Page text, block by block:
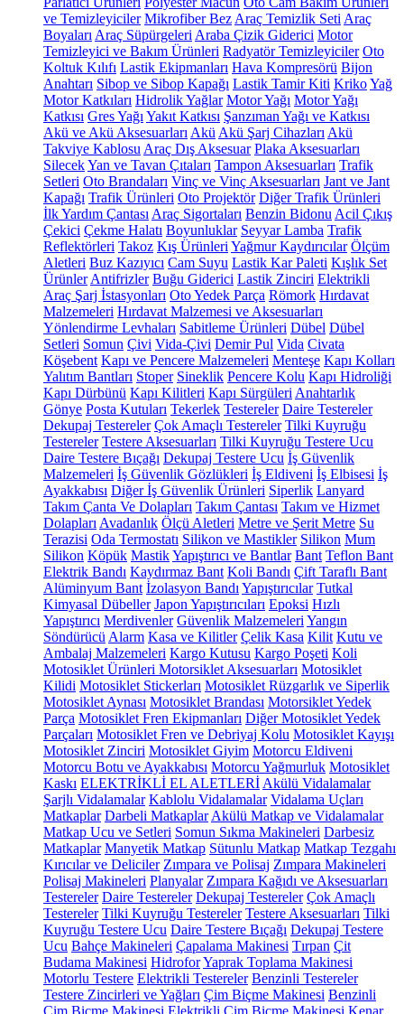
ve Temizleyiciler Mikrofiber Bez Araç Temizlik Seti Araç
Boyaları Araç Süpürgeleri Araba Çizik Giderici Motor
Temizleyici ve Bakım Ürünleri Radyatör Temizleyiciler Oto
Koltuk Kılıfı Lastik Ekipmanları Hava Kompresörü Bijon
Anahtarı Sibop ve Sibop Kapağı Lastik Tamir Kiti KrikoYağ
Motor Katkıları Hidrolik Yağlar Motor Yağı Motor Yağı
Katkısı Gres Yağı Yakıt Katkısı Şanzıman Yağı ve Katkısı
Akü ve Akü Aksesuarları Akü Akü Şarj Cihazları Akü
Takviye Kablosu Araç Dış Aksesuar Plaka Aksesuarları
SilecekYan ve Tavan Çıtaları Tampon Aksesuarları Trafik
Setleri Oto Brandaları Vinç ve Vinç Aksesuarları Jant ve Jant
Kapağı Trafik Ürünleri Oto Projektör Diğer Trafik Ürünleri
İlk Yardım Çantası Araç Sigortaları Benzin Bidonu Acil Çıkış
Çekici Çekme Halatı Boyunluklar Seyyar Lamba Trafik
Reflektörleri Takoz Kış Ürünleri Yağmur Kaydırıcılar Ölçüm
Aletleri Buz Kazıyıcı Cam Suyu Lastik Kar Paleti Kışlık Set
Ürünler Antifrizler Buğu Giderici Lastik Zinciri Elektrikli
Araç Şarj İstasyonları Oto Yedek Parça Römork Hırdavat
Malzemeleri Hırdavat Malzemesi ve Aksesuarları
Yönlendirme Levhaları Sabitleme Ürünleri Dübel Dübel
Setleri Somun Çivi Vida-Çivi Demir Pul Vida Civata
Köşebent Kapı ve Pencere Malzemeleri Menteşe Kapı Kolları
Yalıtım Bantları Stoper Sineklik Pencere Kolu Kapı Hidroliği
Kapı Dürbünü Kapı Kilitleri Kapı Sürgüleri Anahtarlık
Gönye Posta Kutuları Tekerlek Testereler Daire Testereler
Dekupaj Testereler Çok Amaçlı Testereler Tilki Kuyruğu
Testereler Testere Aksesuarları Tilki Kuyruğu Testere Ucu
Daire Testere Bıçağı Dekupaj Testere Ucu İş Güvenlik
Malzemeleri İş Güvenlik Gözlükleri İş Eldiveni İş Elbisesi İş
Ayakkabısı Diğer İş Güvenlik Ürünleri Siperlik Lanyard
Takım Çanta Ve Dolapları Takım Çantası Takım ve Hizmet
Dolapları Avadanlık Ölçü Aletleri Metre ve Şerit Metre Su
Terazisi Oda Termostatı Silikon ve Mastikler Silikon Mum
Silikon Köpük MastikYapıştırıcı ve Bantlar Bant Teflon Bant
Elektrik Bandı Kaydırmaz Bant Koli Bandı Çift Taraflı Bant
Alüminyum Bant İzolasyon Bandı Yapıştırıcılar Tutkal
Kimyasal Dübeller Japon Yapıştırıcıları Epoksi Hızlı
Yapıştırıcı Merdivenler Güvenlik Malzemeleri Yangın
Söndürücü Alarm Kasa ve Kilitler Çelik Kasa Kilit Kutu ve
Ambalaj Malzemeleri Kargo Kutusu Kargo Poşeti Koli
Motosiklet Ürünleri Motorsiklet Aksesuarları Motosiklet
Kilidi Motosiklet Stickerları Motosiklet Rüzgarlık ve Siperlik
Motosiklet Aynası Motosiklet Brandası Motorsiklet Yedek
Parça Motosiklet Fren Ekipmanları Diğer Motosiklet Yedek
Parçaları Motosiklet Fren ve Debriyaj Kolu Motosiklet Kayışı
Motosiklet Zinciri Motosiklet Giyim Motorcu Eldiveni
Motorcu Botu ve Ayakkabısı Motorcu Yağmurluk Motosiklet
Kaskı ELEKTRİKLİ EL ALETLERİ Akülü Vidalamalar
Şarjlı Vidalamalar Kablolu Vidalamalar Vidalama Uçları
Matkaplar Darbeli Matkaplar Akülü Matkap ve Vidalamalar
Matkap Ucu ve Setleri Somun Sıkma Makineleri Darbesiz
Matkaplar Manyetik Matkap Sütunlu Matkap Matkap Tezgahı
Kırıcılar ve Deliciler Zımpara ve Polisaj Zımpara Makineleri
Polisaj Makineleri Planyalar Zımpara Kağıdı ve Aksesuarları
Testereler Daire Testereler Dekupaj Testereler Çok Amaçlı
Testereler Tilki Kuyruğu Testereler Testere Aksesuarları Tilki
Kuyruğu Testere Ucu Daire Testere Bıçağı Dekupaj Testere
Ucu Bahçe Makineleri Çapalama Makinesi Tırpan Çit
Budama Makinesi HidroforYaprak Toplama Makinesi
Motorlu Testere Elektrikli Testereler Benzinli Testereler
Testere Zincirleri ve Yağları Çim Biçme Makinesi Benzinli
Çim Biçme Makinesi Elektrikli Çim Biçme Makinesi Kenar